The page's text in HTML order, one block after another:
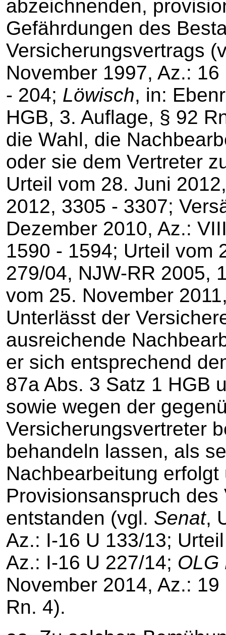
abzeichnenden,
Gefährdungen des
Versicherungsvertrags
November 1997, Az.:
- 204; Löwisch, in:
HGB, 3. Auflage, § 92
die Wahl, die
oder sie dem Vertreter
Urteil vom 28. Juni
2012, 3305 - 3307;
Dezember 2010, Az.:
1590 - 1594; Urteil vom
279/04, NJW-RR 2005,
vom 25. November
Unterlässt der
ausreichende
er sich entsprechend
87a Abs. 3 Satz 1 HGB
sowie wegen der
Versicherungsvertreter
behandeln lassen, als
Nachbearbeitung
Provisionsanspruch
entstanden (vgl. Senat,
Az.: I-16 U 133/13;
Az.: I-16 U 227/14; OLG
November 2014, Az.:
Rn. 4).